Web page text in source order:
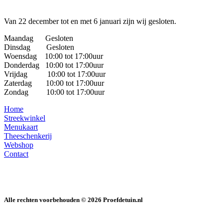
Van 22 december tot en met 6 januari zijn wij gesloten.
Maandag Gesloten
Dinsdag Gesloten
Woensdag 10:00 tot 17:00uur
Donderdag 10:00 tot 17:00uur
Vrijdag 10:00 tot 17:00uur
Zaterdag 10:00 tot 17:00uur
Zondag 10:00 tot 17:00uur
Home
Streekwinkel
Menukaart
Theeschenkerij
Webshop
Contact
Alle rechten voorbehouden © 2026 Proefdetuin.nl